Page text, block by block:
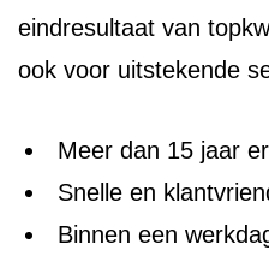
eindresultaat van
ook voor uitstekende
Meer dan 15 jaar
Snelle en
Binnen een